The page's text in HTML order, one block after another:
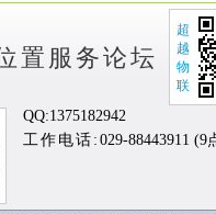
置服务论坛
超
越
物
联
QQ:1375182942
工作电话: 029-88443911 (9